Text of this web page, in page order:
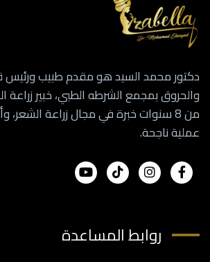
دكتور محمد السيد هو مقدم طبيب ورئيس
والحروق بمجمع الشرطه الطبي، خبير زراعة
عملية ناجحة.
روابط المساعدة